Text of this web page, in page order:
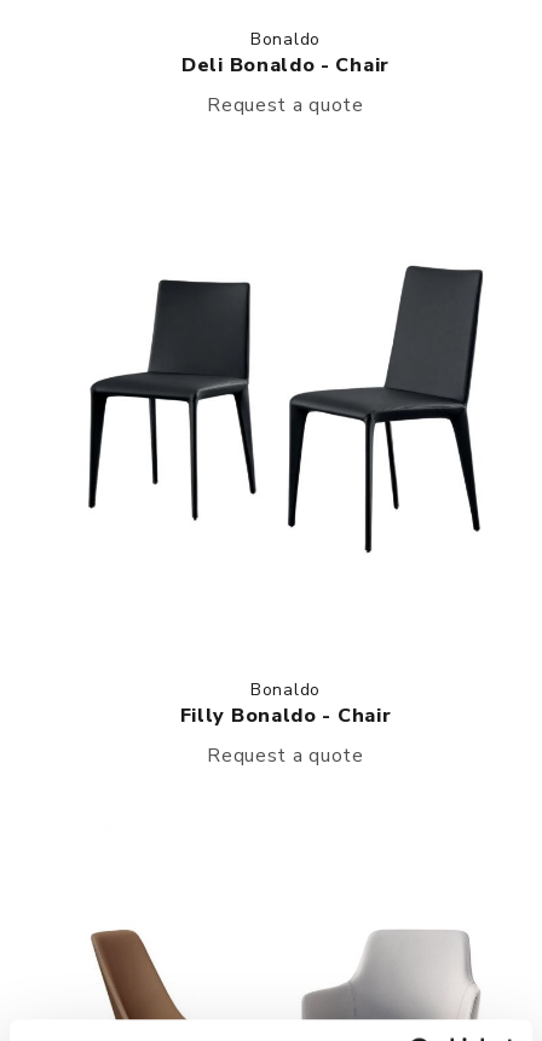
Bonaldo
Deli Bonaldo - Chair
Request a quote
Bonaldo
Filly Bonaldo - Chair
Request a quote